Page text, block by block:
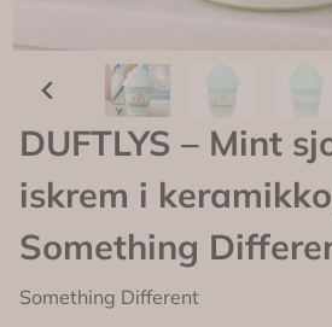
DUFTLYS – Mint
iskrem i
Something
Something Different